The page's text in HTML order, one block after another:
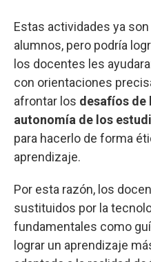
Estas actividades ya
alumnos, pero podría
los docentes les
con orientaciones
afrontar los desafíos de
autonomía de los
para hacerlo de forma
aprendizaje.
Por esta razón, los
sustituidos por la
fundamentales como
lograr un aprendizaje